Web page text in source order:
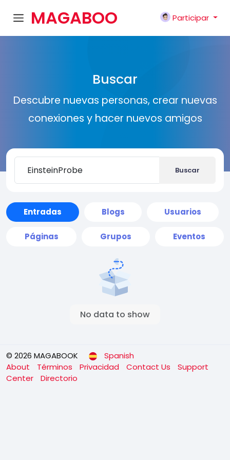
MAGABOO
Participar
Buscar
Descubre nuevas personas, crear nuevas
conexiones y hacer nuevos amigos
Buscar
Entradas Blogs Usuarios
Páginas Grupos Eventos
No data to show
© 2026 MAGABOOK
Spanish
About
Términos Privacidad Contact Us
Support
Center
Directorio